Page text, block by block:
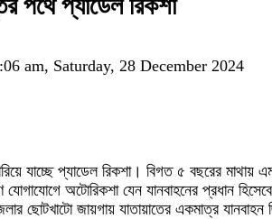
পথে প্যাডেল রিকশা
am, Saturday, 28 December 2024
যাচ্ছে প্যাডেল রিকশা। বিগত ৫ বছরের
অটোরিকশা যেন যানবাহনের প্রধান
ছোটখাটো জায়গায় যাতায়াতের একমাত্র